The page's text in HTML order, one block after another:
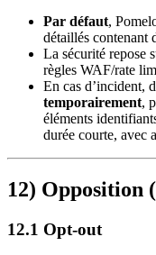
Par défaut,
détaillés contenant
La sécurité repose
règles WAF/rate
En cas d’incident,
temporairement,
éléments
durée courte, avec
12) Opposition
12.1 Opt-out